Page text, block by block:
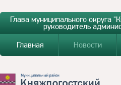
Глава муниципального округа
руководитель
Главная
Новости